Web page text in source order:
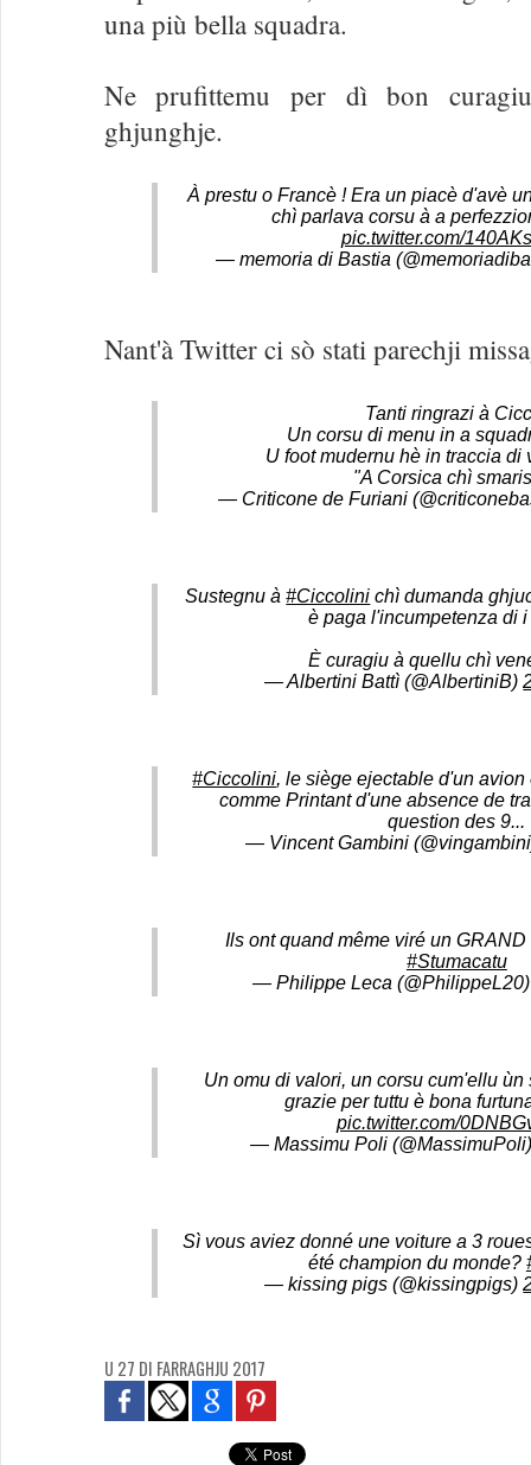
una più bella squadra.
Ne prufittemu per dì bon
ghjunghje.
À prestu o Francè ! Era un piacè d'avè
chì parlava corsu à a
pic.twitter.com/
— memoria di Bastia
Nant'à Twitter ci sò stati parechji
Tanti ringrazi à
Un corsu di menu in a
U foot mudernu hè in traccia di
"A Corsica chì
— Criticone de Furiani
Sustegnu à#Ciccolini chì dumanda
è paga l'incumpetenza di
È curagiu à quellu chì
— Albertini Battì (@AlbertiniB)
#Ciccolini, le siège ejectable d'un
comme Printant d'une absence de
question des 9...
— Vincent Gambini
Ils ont quand même viré un
#Stumacatu
— Philippe Leca
Un omu di valori, un corsu cum'ellu
grazie per tuttu è bona
pic.twitter.com/
— Massimu Poli
Sì vous aviez donné une voiture a 3
été champion du monde?
— kissing pigs (@kissingpigs)
U 27 DI FARRAGHJU 2017